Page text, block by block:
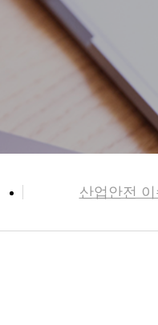
사무국 직원 안내
찾아오시는 길
산업안전 이